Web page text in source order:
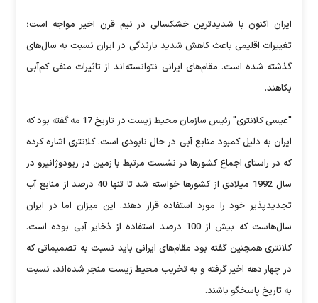
ایران اکنون با شدیدترین خشکسالی در نیم قرن اخیر مواجه است؛
تغییرات اقلیمی باعث کاهش شدید بارندگی در ایران نسبت به سال‌های
گذشته شده است. مقام‌های ایرانی نتوانسته‌اند از تاثیرات منفی کم‌آبی
بکاهند.
"عیسی کلانتری" رئیس سازمان محیط زیست در تاریخ 17 مه گفته بود که
ایران به دلیل کمبود منابع آبی در حال نابودی است. کلانتری اشاره کرده
که در راستای اجماع کشورها در نشست مرتبط با زمین در ریودوژانیرو در
سال 1992 میلادی از کشورها خواسته شد تا تنها 40 درصد از منابع آب
تجدیدپذیر خود را مورد استفاده قرار دهند. این میزان اما در ایران
سال‌هاست که بیش از 100 درصد استفاده از ذخایر آبی بوده است.
کلانتری همچنین گفته بود مقام‌های ایرانی باید نسبت به تصمیماتی که
در چهار دهه اخیر گرفته و به تخریب محیط زیست منجر شده‌اند، نسبت
به تاریخ پاسخگو باشند.